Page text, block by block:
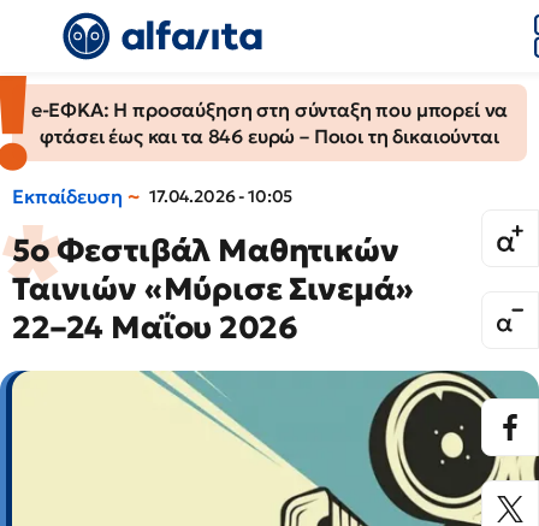
e-ΕΦΚΑ: Η προσαύξηση στη σύνταξη που μπορεί να
φτάσει έως και τα 846 ευρώ – Ποιοι τη δικαιούνται
Εκπαίδευση 17.04.2026 - 10:05
5ο Φεστιβάλ Μαθητικών
Ταινιών «Μύρισε Σινεμά»
22–24 Μαΐου 2026